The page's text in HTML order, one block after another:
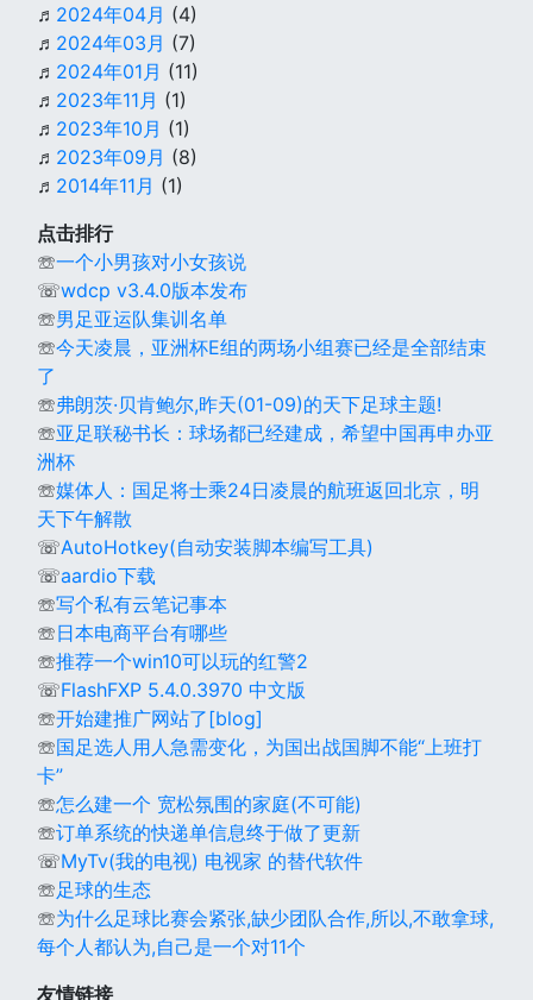
♬ 2024年04月 (4)
♬ 2024年03月 (7)
♬ 2024年01月 (11)
♬ 2023年11月 (1)
♬ 2023年10月 (1)
♬ 2023年09月 (8)
♬ 2014年11月 (1)
点击排行
☏一个小男孩对小女孩说
☏wdcp v3.4.0版本发布
☏男足亚运队集训名单
☏今天凌晨，亚洲杯E组的两场小组赛已经是全部结束
了
☏弗朗茨·贝肯鲍尔,昨天(01-09)的天下足球主题!
☏亚足联秘书长：球场都已经建成，希望中国再申办亚
洲杯
☏媒体人：国足将士乘24日凌晨的航班返回北京，明
天下午解散
☏AutoHotkey(自动安装脚本编写工具)
☏aardio下载
☏写个私有云笔记事本
☏日本电商平台有哪些
☏推荐一个win10可以玩的红警2
☏FlashFXP 5.4.0.3970 中文版
☏开始建推广网站了[blog]
☏国足选人用人急需变化，为国出战国脚不能“上班打
卡”
☏怎么建一个 宽松氛围的家庭(不可能)
☏订单系统的快递单信息终于做了更新
☏MyTv(我的电视) 电视家 的替代软件
☏足球的生态
☏为什么足球比赛会紧张,缺少团队合作,所以,不敢拿球,
每个人都认为,自己是一个对11个
友情链接